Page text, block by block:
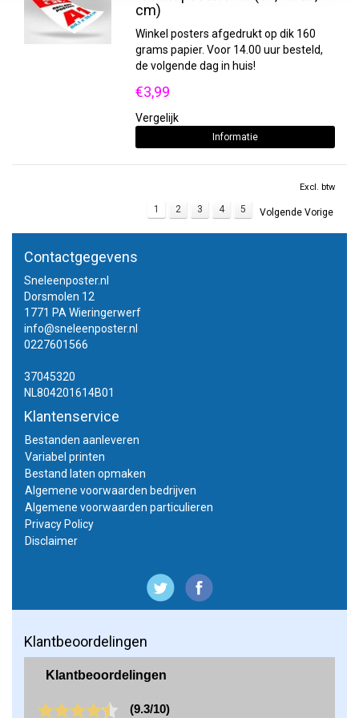
cm)
Winkel posters afgedrukt op dik 160
grams papier. Voor 14.00 uur besteld,
de volgende dag in huis!
€3,99
Vergelijk
Informatie
Excl. btw
1 2 3 4 5 Volgende Vorige
Contactgegevens
Sneleenposter.nl
Dorsmolen 12
1771 PA Wieringerwerf
info@sneleenposter.nl
0227601566
37045320
NL804201614B01
Klantenservice
Bestanden aanleveren
Variabel printen
Bestand laten opmaken
Algemene voorwaarden bedrijven
Algemene voorwaarden particulieren
Privacy Policy
Disclaimer
Klantbeoordelingen